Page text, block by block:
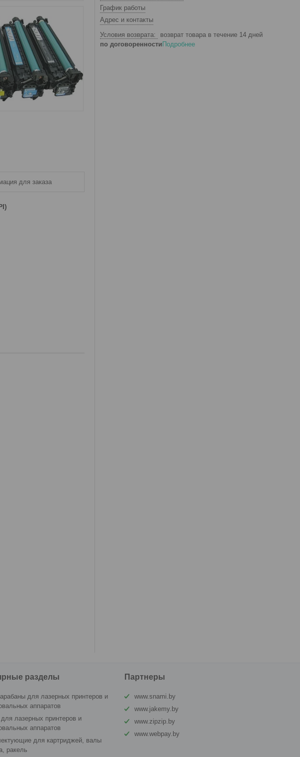
для заказа
График работы
Адрес и контакты
возврат товара в течение 14 дней
по договоренности Подробнее
разделы
для лазерных принтеров и
аппаратов
лазерных принтеров и
аппаратов
для картриджей, валы
ракель
Партнеры
www.snami.by
www.jakemy.by
www.zipzip.by
www.webpay.by